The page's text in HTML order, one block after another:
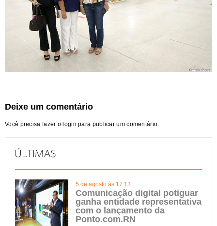
Deixe um comentário
Você precisa fazer ologin para publicar um comentário.
5 de agosto às 17:13
Comunicação digital potiguar
ganha entidade representativa
com o lançamento da
Ponto.com.RN